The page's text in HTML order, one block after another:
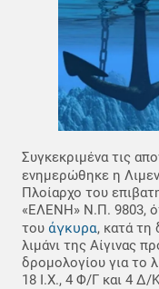
Συγκεκριμένα τις
ενημερώθηκε η
Πλοίαρχο του
«ΕΛΕΝΗ» N.Π. 9803,
του άγκυρα, κατά τη
λιμάνι της Αίγινας
δρομολογίου για το
18 Ι.Χ., 4 Φ/Γ και 4 Δ/